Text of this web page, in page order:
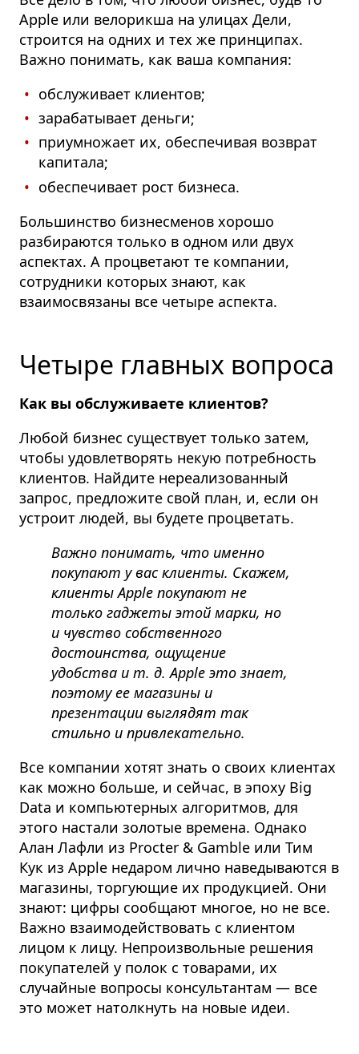
Apple или велорикша на улицах Дели,
строится на одних и тех же принципах.
Важно понимать, как ваша компания:
обслуживает клиентов;
зарабатывает деньги;
приумножает их, обеспечивая возврат
капитала;
обеспечивает рост бизнеса.
Большинство бизнесменов хорошо
разбираются только в одном или двух
аспектах. А процветают те компании,
сотрудники которых знают, как
взаимосвязаны все четыре аспекта.
Четыре главных вопроса
Как вы обслуживаете клиентов?
Любой бизнес существует только затем,
чтобы удовлетворять некую потребность
клиентов. Найдите нереализованный
запрос, предложите свой план, и, если он
устроит людей, вы будете процветать.
Важно понимать, что именно
покупают у вас клиенты. Скажем,
клиенты Apple покупают не
только гаджеты этой марки, но
и чувство собственного
достоинства, ощущение
удобства и т. д. Apple это знает,
поэтому ее магазины и
презентации выглядят так
стильно и привлекательно.
Все компании хотят знать о своих клиентах
как можно больше, и сейчас, в эпоху Big
Data и компьютерных алгоритмов, для
этого настали золотые времена. Однако
Алан Лафли из Procter & Gamble или Тим
Кук из Apple недаром лично наведываются в
магазины, торгующие их продукцией. Они
знают: цифры сообщают многое, но не все.
Важно взаимодействовать с клиентом
лицом к лицу. Непроизвольные решения
покупателей у полок с товарами, их
случайные вопросы консультантам — все
это может натолкнуть на новые идеи.